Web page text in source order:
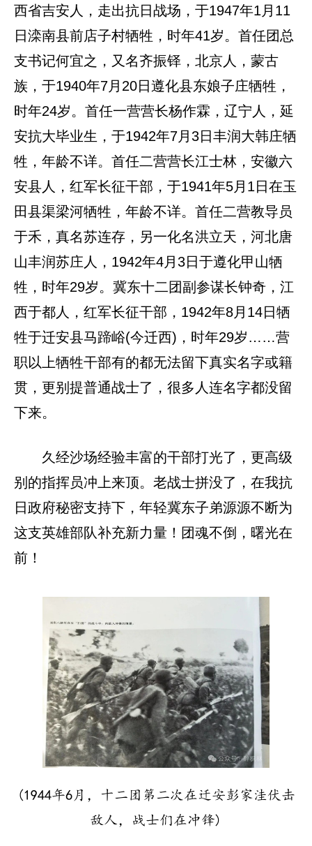
西省吉安人，走出抗日战场，于1947年1月11
日滦南县前店子村牺牲，时年41岁。首任团总
支书记何宜之，又名齐振铎，北京人，蒙古
族，于1940年7月20日遵化县东娘子庄牺牲，
时年24岁。首任一营营长杨作霖，辽宁人，延
安抗大毕业生，于1942年7月3日丰润大韩庄牺
牲，年龄不详。首任二营营长江士林，安徽六
安县人，红军长征干部，于1941年5月1日在玉
田县渠梁河牺牲，年龄不详。首任二营教导员
于禾，真名苏连存，另一化名洪立天，河北唐
山丰润苏庄人，1942年4月3日于遵化甲山牺
牲，时年29岁。冀东十二团副参谋长钟奇，江
西于都人，红军长征干部，1942年8月14日牺
牲于迁安县马蹄峪(今迁西)，时年29岁……营
职以上牺牲干部有的都无法留下真实名字或籍
贯，更别提普通战士了，很多人连名字都没留
下来。
久经沙场经验丰富的干部打光了，更高级
别的指挥员冲上来顶。老战士拼没了，在我抗
日政府秘密支持下，年轻冀东子弟源源不断为
这支英雄部队补充新力量！团魂不倒，曙光在
前！
(1944年6月，十二团第二次在迁安彭家洼伏击
敌人，战士们在冲锋)